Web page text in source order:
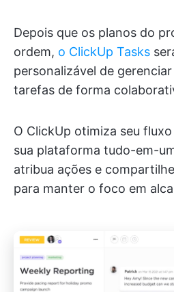
Depois que os planos do
ordem, o ClickUp Tasks
personalizável de
tarefas de forma
O ClickUp otimiza seu
sua plataforma tudo-em-
atribua ações e
para manter o foco em